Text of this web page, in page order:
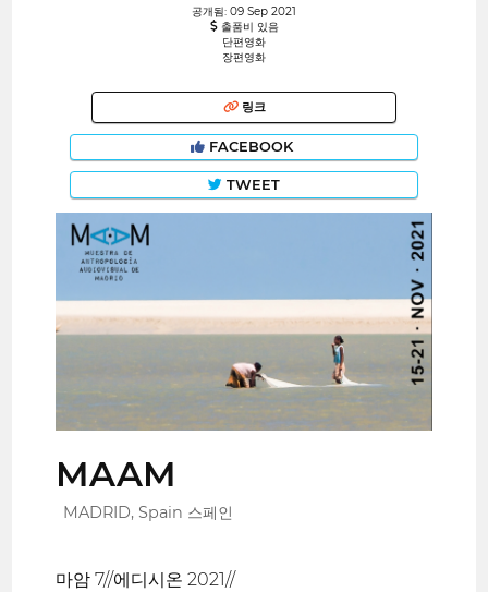
공개됨: 09 Sep 2021
출품비 있음
단편영화
장편영화
링크
FACEBOOK
TWEET
MAAM
MADRID, Spain 스페인
마암 7//에디시온 2021//